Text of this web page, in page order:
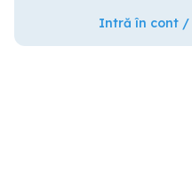
Intră în cont